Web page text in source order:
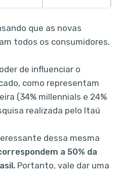
que as novas
todos os consumidores,
de influenciar o
como representam
(34% millennials e 24%
realizada pelo Itaú
dessa mesma
a 50% da
Portanto, vale dar uma